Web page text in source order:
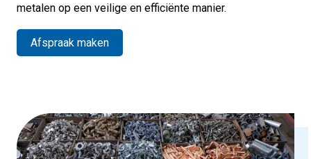
metalen op een veilige en efficiënte manier.
Afspraak maken